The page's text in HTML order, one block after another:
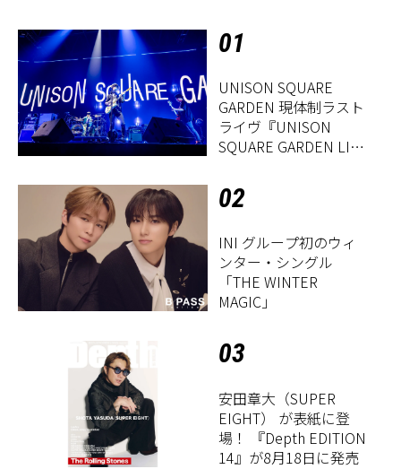
01
UNISON SQUARE
GARDEN 現体制ラスト
ライヴ『UNISON
SQUARE GARDEN LIVE
Period」』レポート
02
INI グループ初のウィ
ンター・シングル
「THE WINTER
MAGIC」
03
安田章大（SUPER
EIGHT） が表紙に登
場！ 『Depth EDITION
14』が8月18日に発売